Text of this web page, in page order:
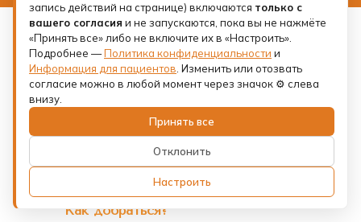
м. Сенная площадь,
ул. Большая Подьяческая, д.18
Мы находимся
в историческом центре
Санкт-Петербурга
Как добраться?
запись действий на странице) включаются только с
вашего согласия и не запускаются, пока вы не нажмёте
«Принять все» либо не включите их в «Настроить».
Подробнее —Политика конфиденциальности и
Информация для пациентов . Изменить или отозвать
согласие можно в любой момент через значок ⚙ слева
внизу.
Принять все
Отклонить
Настроить